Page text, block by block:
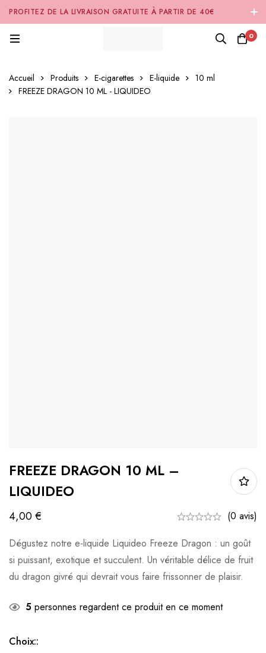
PROFITEZ DE LA LIVRAISON GRATUITE À PARTIR DE 40€
D'ACHAT SUR NOTRE SITE INTERNET 🚚
0
Accueil Produits E-cigarettes E-liquide
10 ml
FREEZE DRAGON 10 ML - LIQUIDEO
FREEZE DRAGON 10 ML –
LIQUIDEO
4,00€
(0 avis)
Dégustez notre e-liquide Liquideo Freeze Dragon : un goût
si puissant, exotique et succulent. Un véritable délice de fruit
du dragon givré qui devrait vous faire frissonner de plaisir.
5 personnes regardent ce produit en ce moment
Choix::